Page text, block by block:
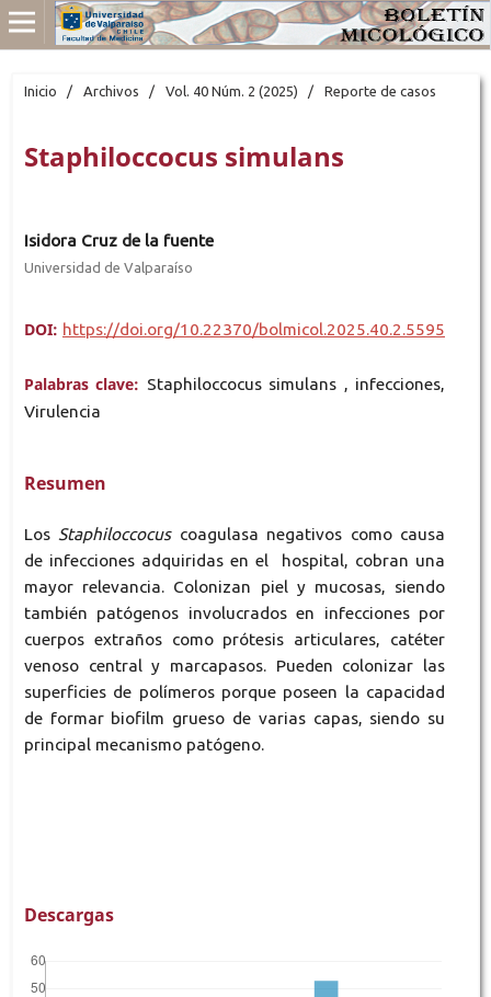
Inicio / Archivos / Vol. 40 Núm. 2 (2025) / Reporte de casos
Staphiloccocus simulans
Isidora Cruz de la fuente
Universidad de Valparaíso
DOI: https://doi.org/10.22370/bolmicol.2025.40.2.5595
Palabras clave: Staphiloccocus simulans , infecciones,
Virulencia
Resumen
LosStaphiloccocuscoagulasa negativos como causa
de infecciones adquiridas en el hospital, cobran una
mayor relevancia. Colonizan piel y mucosas, siendo
también patógenos involucrados en infecciones por
cuerpos extraños como prótesis articulares, catéter
venoso central y marcapasos. Pueden colonizar las
superficies de polímeros porque poseen la capacidad
de formar biofilm grueso de varias capas, siendo su
principal mecanismo patógeno.
Descargas